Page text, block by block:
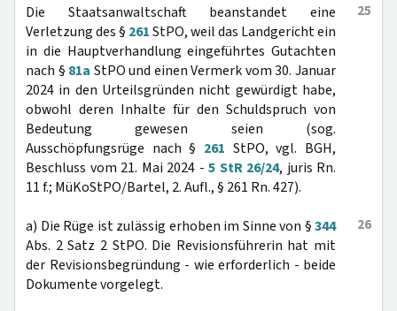
25
Die Staatsanwaltschaft beanstandet eine
Verletzung des § 261StPO, weil das Landgericht ein
in die Hauptverhandlung eingeführtes Gutachten
nach § 81a StPO und einen Vermerk vom 30. Januar
2024 in den Urteilsgründen nicht gewürdigt habe,
obwohl deren Inhalte für den Schuldspruch von
Bedeutung gewesen seien (sog.
Ausschöpfungsrüge nach § 261 StPO, vgl. BGH,
Beschluss vom 21. Mai 2024 - 5 StR 26/24, juris Rn.
11 f.; MüKoStPO/Bartel, 2. Aufl., § 261 Rn. 427).
26
a) Die Rüge ist zulässig erhoben im Sinne von §344
Abs. 2 Satz 2 StPO. Die Revisionsführerin hat mit
der Revisionsbegründung - wie erforderlich - beide
Dokumente vorgelegt.